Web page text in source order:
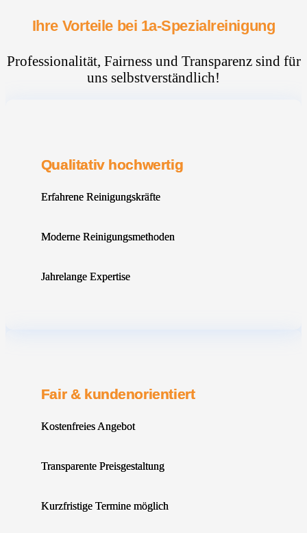
Ihre Vorteile bei 1a-Spezialreinigung
Professionalität, Fairness und Transparenz sind für
uns selbstverständlich!
Qualitativ hochwertig
Erfahrene Reinigungskräfte
Moderne Reinigungsmethoden
Jahrelange Expertise
Fair & kundenorientiert
Kostenfreies Angebot
Transparente Preisgestaltung
Kurzfristige Termine möglich